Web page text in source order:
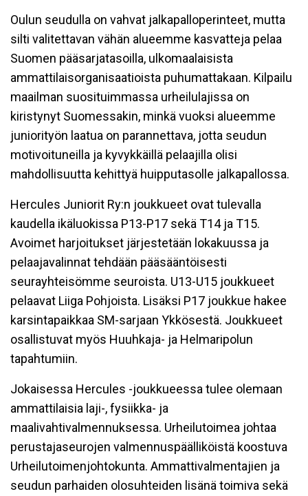
Oulun seudulla on vahvat jalkapalloperinteet, mutta
silti valitettavan vähän alueemme kasvatteja pelaa
Suomen pääsarjatasoilla, ulkomaalaisista
ammattilaisorganisaatioista puhumattakaan. Kilpailu
maailman suosituimmassa urheilulajissa on
kiristynyt Suomessakin, minkä vuoksi alueemme
juniorityön laatua on parannettava, jotta seudun
motivoituneilla ja kyvykkäillä pelaajilla olisi
mahdollisuutta kehittyä huipputasolle jalkapallossa.
Hercules Juniorit Ry:n joukkueet ovat tulevalla
kaudella ikäluokissa P13-P17 sekä T14 ja T15.
Avoimet harjoitukset järjestetään lokakuussa ja
pelaajavalinnat tehdään pääsääntöisesti
seurayhteisömme seuroista. U13-U15 joukkueet
pelaavat Liiga Pohjoista. Lisäksi P17 joukkue hakee
karsintapaikkaa SM-sarjaan Ykkösestä. Joukkueet
osallistuvat myös Huuhkaja- ja Helmaripolun
tapahtumiin.
Jokaisessa Hercules -joukkueessa tulee olemaan
ammattilaisia laji-, fysiikka- ja
maalivahtivalmennuksessa. Urheilutoimea johtaa
perustajaseurojen valmennuspäälliköistä koostuva
Urheilutoimenjohtokunta. Ammattivalmentajien ja
seudun parhaiden olosuhteiden lisänä toimiva sekä